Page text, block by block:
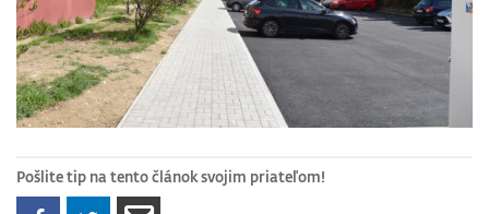
Pošlite tip na tento článok svojim priateľom!